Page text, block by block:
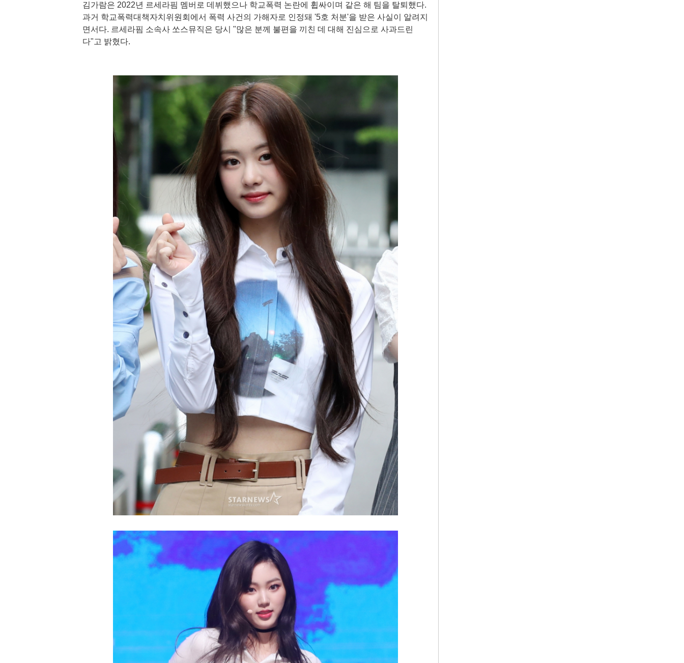
김가람은 2022년 르세라핌 멤버로 데뷔했으나 학교폭력 논란에 휩싸이며 같은 해 팀을 탈퇴했다.
과거 학교폭력대책자치위원회에서 폭력 사건의 가해자로 인정돼 '5호 처분'을 받은 사실이 알려지
면서다. 르세라핌 소속사 쏘스뮤직은 당시 "많은 분께 불편을 끼친 데 대해 진심으로 사과드린
다"고 밝혔다.